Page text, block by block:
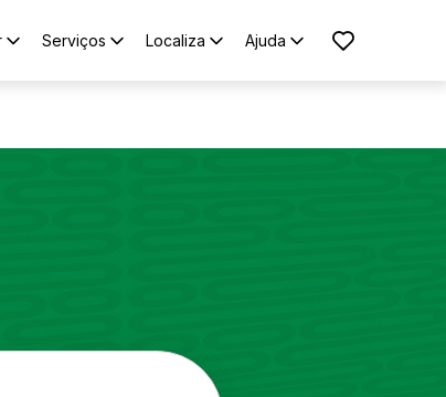
Serviços Localiza Ajuda